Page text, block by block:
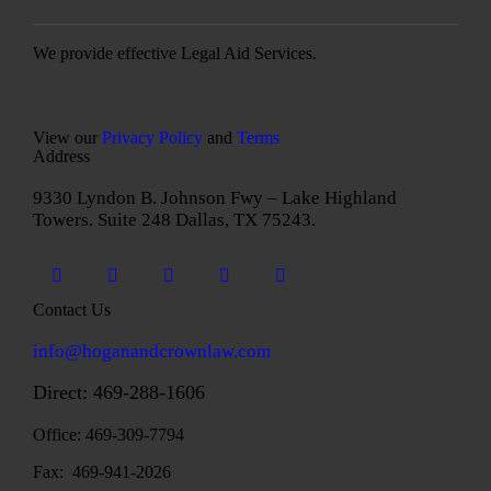
We provide effective Legal Aid Services.
View our Privacy Policy and Terms
Address
9330 Lyndon B. Johnson Fwy – Lake Highland
Towers. Suite 248 Dallas, TX 75243.
Contact Us
info@hoganandcrownlaw.com
Direct: 469-288-1606
Office: 469-309-7794
Fax: 469-941-2026